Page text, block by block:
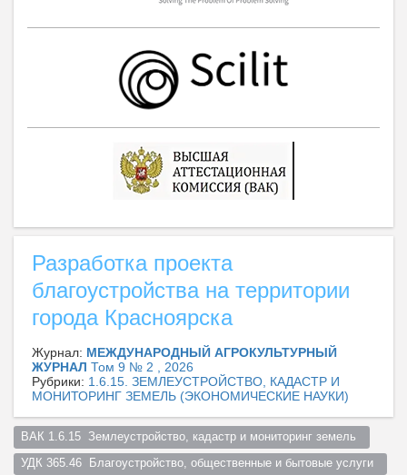
Разработка проекта
благоустройства на территории
города Красноярска
Журнал: МЕЖДУНАРОДНЫЙ АГРОКУЛЬТУРНЫЙ
ЖУРНАЛ Том 9 № 2 , 2026
Рубрики: 1.6.15. ЗЕМЛЕУСТРОЙСТВО, КАДАСТР И
МОНИТОРИНГ ЗЕМЕЛЬ (ЭКОНОМИЧЕСКИЕ НАУКИ)
ВАК 1.6.15  Землеустройство, кадастр и мониторинг земель
УДК 365.46  Благоустройство, общественные и бытовые услуги